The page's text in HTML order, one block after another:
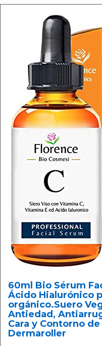
60ml Bio Sérum
Ácido Hialurónico
orgánico.Suero
Antiedad,
Cara y Contorno
Dermaroller